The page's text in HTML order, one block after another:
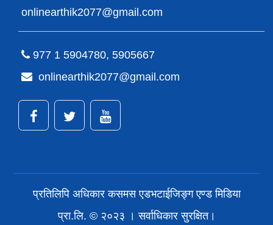
onlinearthik2077@gmail.com
977 1 5904780, 5905667
onlinearthik2077@gmail.com
प्रतिलिपि अधिकार कसमस एडभटाईजिङ्ग एण्ड मिडिया
प्रा.लि. © २०२३ । सर्वाधिकार सुरक्षित।